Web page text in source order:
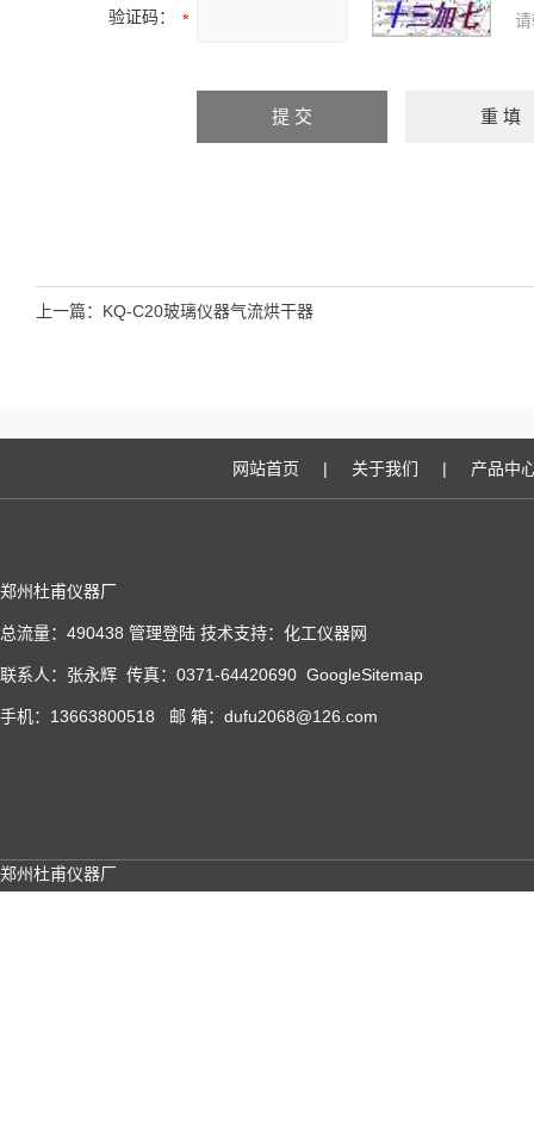
验证码：
上一篇： KQ-C20玻璃仪器气流烘干器
网站首页 | 关于我们 | 产品中
郑州杜甫仪器厂
总流量：490438 管理登陆 技术支持： 化工仪器网
联系人：张永辉 传真：0371-64420690 GoogleSitemap
手机：13663800518 邮 箱：dufu2068@126.com
郑州杜甫仪器厂